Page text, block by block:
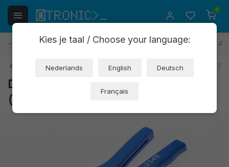
0
Kostenlose Rücksendung 30 Tage Rückgaberecht 1
Art: XR361 EAN: 8721244302317
Dupont Crimpzange SN-2549
(OT7913)
Kies je taal / Choose your language:
Nederlands English Deutsch
Français